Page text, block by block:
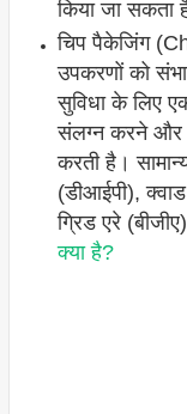
किया जा सकता
चिप पैकेजिंग
उपकरणों को
सुविधा के लिए
संलग्न करने और
करती है।
(डीआईपी),
ग्रिड एरे
क्या है?